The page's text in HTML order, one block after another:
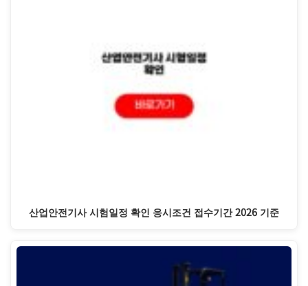
산업안전기사 시험일정 확인 응시조건 접수기간 2026 기준